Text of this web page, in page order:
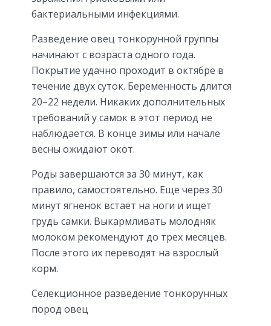
бактериальными инфекциями.
Разведение овец тонкорунной группы
начинают с возраста одного года.
Покрытие удачно проходит в октябре в
течение двух суток. Беременность длится
20–22 недели. Никаких дополнительных
требований у самок в этот период не
наблюдается. В конце зимы или начале
весны ожидают окот.
Роды завершаются за 30 минут, как
правило, самостоятельно. Еще через 30
минут ягненок встает на ноги и ищет
грудь самки. Выкармливать молодняк
молоком рекомендуют до трех месяцев.
После этого их переводят на взрослый
корм.
Селекционное разведение тонкорунных
пород овец